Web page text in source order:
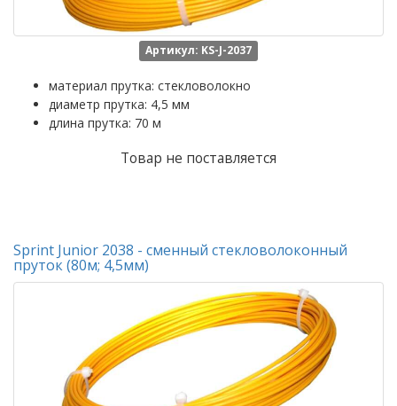
Артикул: KS-J-2037
материал прутка: стекловолокно
диаметр прутка: 4,5 мм
длина прутка: 70 м
Товар не поставляется
Sprint Junior 2038 - сменный стекловолоконный
пруток (80м; 4,5мм)